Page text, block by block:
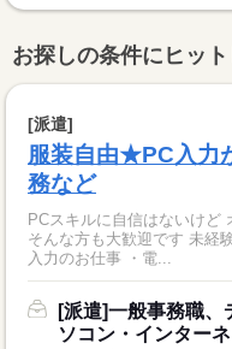
お探しの条件にヒッ
[派遣]
服装自由★PC入力
務など
PCスキルに自信はないけど
そんな方も大歓迎です 未経
入力のお仕事 ・電...
[派遣]一般事務職
ソコン・インター